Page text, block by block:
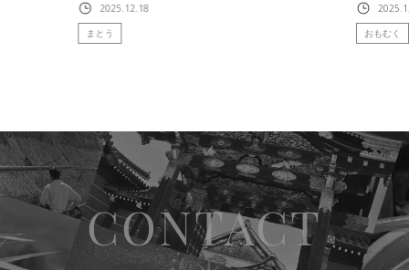
2025.12.18
まとう
おもむく
CONTACT